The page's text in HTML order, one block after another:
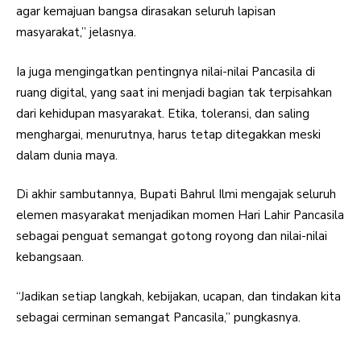
agar kemajuan bangsa dirasakan seluruh lapisan
masyarakat,” jelasnya.
Ia juga mengingatkan pentingnya nilai-nilai Pancasila di
ruang digital, yang saat ini menjadi bagian tak terpisahkan
dari kehidupan masyarakat. Etika, toleransi, dan saling
menghargai, menurutnya, harus tetap ditegakkan meski
dalam dunia maya.
Di akhir sambutannya, Bupati Bahrul Ilmi mengajak seluruh
elemen masyarakat menjadikan momen Hari Lahir Pancasila
sebagai penguat semangat gotong royong dan nilai-nilai
kebangsaan.
“Jadikan setiap langkah, kebijakan, ucapan, dan tindakan kita
sebagai cerminan semangat Pancasila,” pungkasnya.